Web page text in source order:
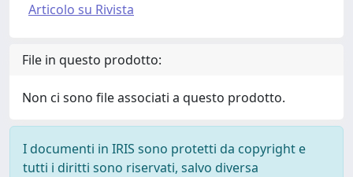
Articolo su Rivista
File in questo prodotto:
Non ci sono file associati a questo prodotto.
I documenti in IRIS sono protetti da copyright e
tutti i diritti sono riservati, salvo diversa